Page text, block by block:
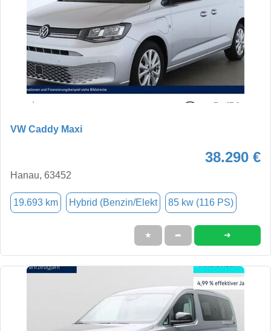
VW Caddy Maxi
38.290 €
Hanau, 63452
19.693 km Hybrid (Benzin/Elekt 85 kw (116 PS)
★ ➦ ➜